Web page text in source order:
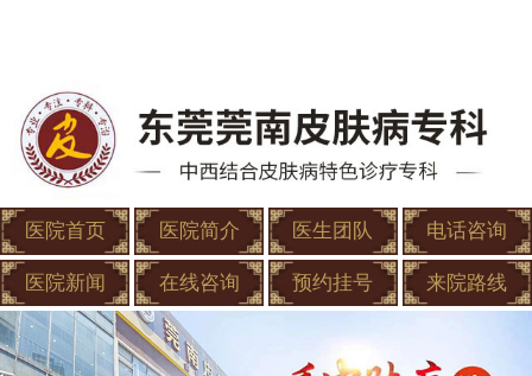
医院首页 医院简介 医生团队 电话咨询
医院新闻 在线咨询 预约挂号 来院路线